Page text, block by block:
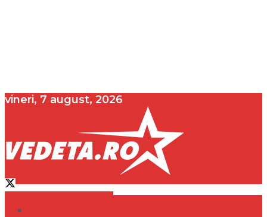
vineri, 7 august, 2026